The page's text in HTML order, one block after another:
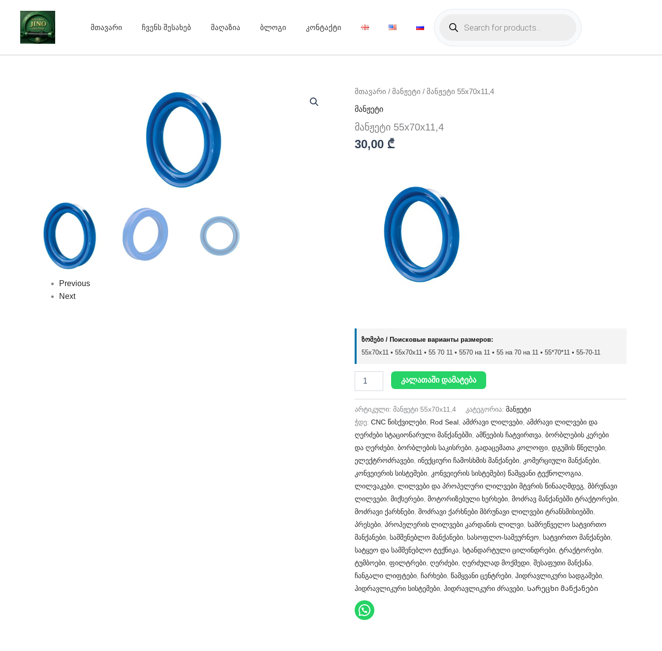
content
მთავარი ჩვენს შესახებ მაღაზია ბლოგი კონტაქტი
Products
search
Previous
Next
მთავარი / მანჟეტი / მანჟეტი 55x70x11,4
მანჟეტი
მანჟეტი 55x70x11,4
30,00 ₾
ზომები / Поисковые варианты размеров:
55x70x11 • 55х70х11 • 55 70 11 • 5570 на 11 • 55 на 70 на 11 • 55*70*11 • 55-70-11
რაოდენობა:
55x70x11,4
კალათაში დამატება
არტიკული: მანჟეტი 55x70x11,4 კატეგორია: მანჟეტი
ჭდე: CNC წისქვილები Rod Seal ამძრავი ლილვები ამძრავი ლილვები და
ღერძები სტაციონარული მანქანებში ამწეების ჩატვირთვა ბორბლების კერები
და ღერძები ბორბლების საკისრები გადაცემათა კოლოფი დგუშის წნელები
ელექტროძრავები ინექციური ჩამოსხმის მანქანები კომერციული მანქანები
კონვეიერის სისტემები კონვეიერის სისტემები) წამყვანი ტექნოლოგია
ლილვაკები ლილვები და პროპელური ლილვები მტვრის წინააღმდეგ მბრუნავი
ლილვები მიქსერები მოტორიზებული ხერხები მოძრავ მანქანებში ტრაქტორები
მოძრავი ქარხნები მოძრავი ქარხნები მბრუნავი ლილვები ტრანსმისიებში
პრესები პროპელერის ლილვები კარდანის ლილვი სამრეწველო სატვირთო
მანქანები სამშენებლო მანქანები სასოფლო-სამეურნეო სატვირთო მანქანები
სატყეო და სამშენებლო ტექნიკა სტანდარტული ცილინდრები ტრაქტორები
ტუმბოები ფილტრები ღერძები ღერძულად მოქმედი შესაფუთი მანქანა
ჩანგალი ლიფტები ჩარხები წამყვანი ცენტრები ჰიდრავლიკური სადგამები
ჰიდრავლიკური სისტემები ჰიდრავლიკური ძრავები Სარეცხი მანქანები